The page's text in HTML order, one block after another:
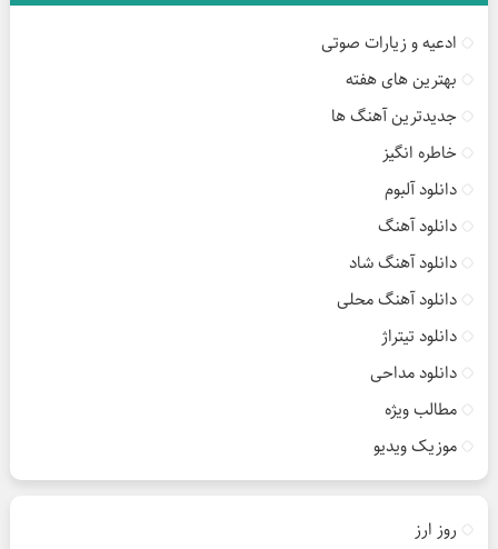
ادعیه و زیارات صوتی
بهترین های هفته
جدیدترین آهنگ ها
خاطره انگیز
دانلود آلبوم
دانلود آهنگ
دانلود آهنگ شاد
دانلود آهنگ محلی
دانلود تیتراژ
دانلود مداحی
مطالب ویژه
موزیک ویدیو
روز ارز